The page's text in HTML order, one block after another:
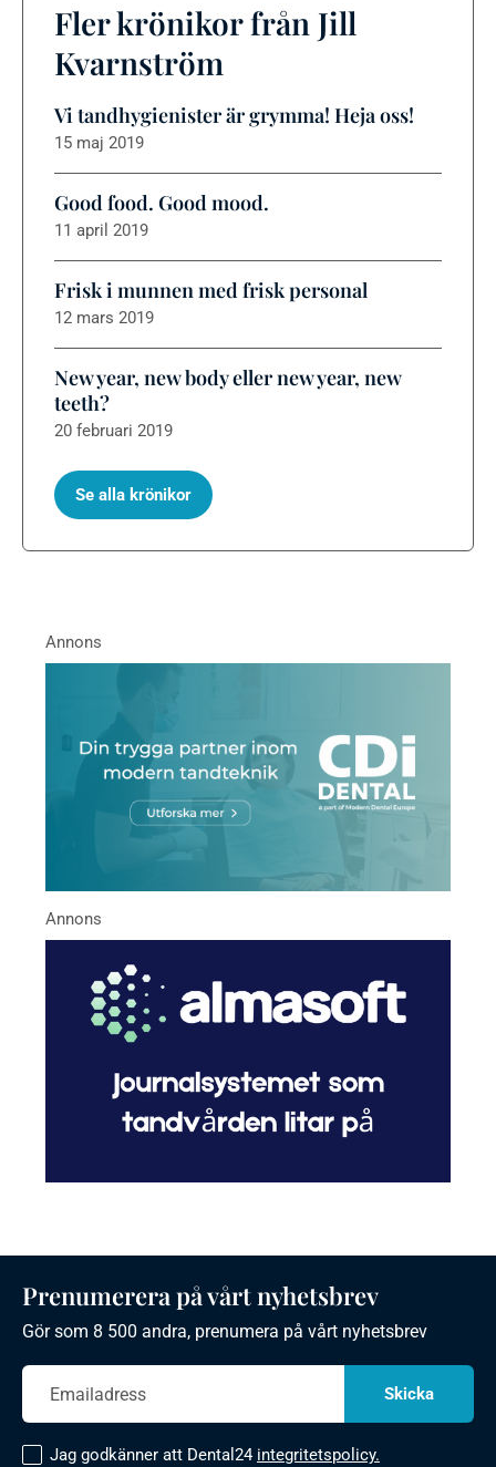
Fler krönikor från Jill
Kvarnström
Vi tandhygienister är grymma! Heja oss!
15 maj 2019
Good food. Good mood.
11 april 2019
Frisk i munnen med frisk personal
12 mars 2019
New year, new body eller new year, new
teeth?
20 februari 2019
Se alla krönikor
Prenumerera på vårt nyhetsbrev
Gör som 8 500 andra, prenumera på vårt nyhetsbrev
Jag godkänner att Dental24 integritetspolicy.